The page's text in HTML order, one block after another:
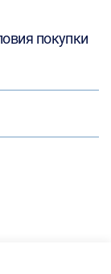
покупки